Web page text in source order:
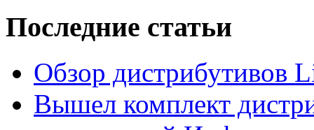
Последние статьи
Обзор дистрибутивов
Вышел комплект